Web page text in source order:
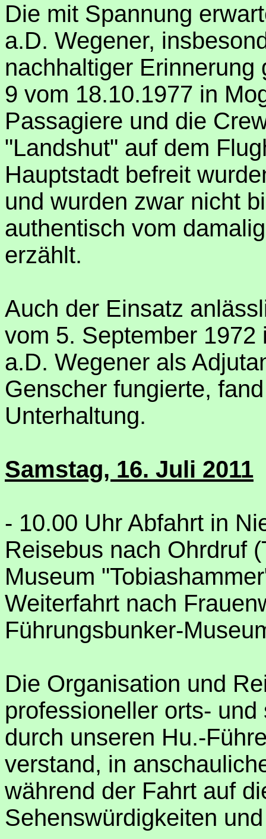
Die mit Spannung
a.D. Wegener,
nachhaltiger
9 vom 18.10.1977 in
Passagiere und die
"Landshut" auf dem
Hauptstadt befreit
und wurden zwar nicht
authentisch vom
erzählt.
Auch der Einsatz
vom 5. September
a.D. Wegener als
Genscher fungierte,
Unterhaltung.
Samstag, 16. Juli 2011
- 10.00 Uhr Abfahrt in
Reisebus nach Ohrdruf
Museum
Weiterfahrt nach
Führungsbunker-
Die Organisation und
professioneller orts-
durch unseren Hu.-
verstand, in
während der Fahrt auf
Sehenswürdigkeiten